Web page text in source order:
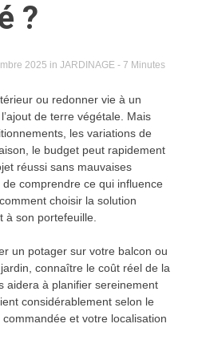
?
2025 in JARDINAGE - 7 Minutes
ou redonner vie à un
de terre végétale. Mais
les variations de
le budget peut rapidement
réussi sans mauvaises
comprendre ce qui influence
choisir la solution
à son portefeuille.
un potager sur votre balcon ou
connaître le coût réel de la
aidera à planifier sereinement
considérablement selon le
et votre localisation